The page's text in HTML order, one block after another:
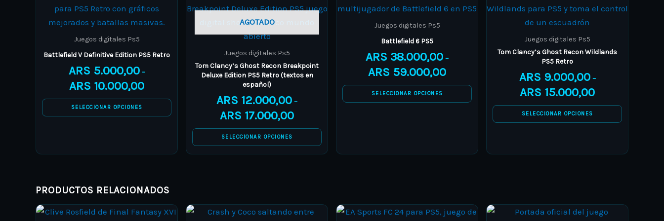
Juegos digitales Ps5
Battlefield V Definitive Edition PS5 Retro
ARS 5.000,00 –
ARS 10.000,00
ARS 5.000,00
through
SELECCIONAR OPCIONES
product
has
multiple
options
may
be
chosen
AGOTADO
Juegos digitales Ps5
Tom Clancy’s Ghost Recon Breakpoint
Deluxe Edition PS5 Retro (textos en
español)
ARS 12.000,00 –
ARS 17.000,00
ARS 12.000,00
SELECCIONAR OPCIONES
product
has
multiple
variants.
The
options
may
be
chosen
on
the
Juegos digitales Ps5
Battlefield 6 PS5
ARS 38.000,00 –
ARS 59.000,00
ARS 38.000,00
SELECCIONAR OPCIONES
product
has
The
options
may
be
Juegos digitales Ps5
Tom Clancy’s Ghost Recon Wildlands
PS5 Retro
ARS 9.000,00 –
ARS 15.000,00
ARS 9.000,00
SELECCIONAR OPCIONES
product
has
multiple
variants.
The
options
may
be
chosen
PRODUCTOS RELACIONADOS
Price
range:
This
Price
This
Price
range:
This
Price
range:
This